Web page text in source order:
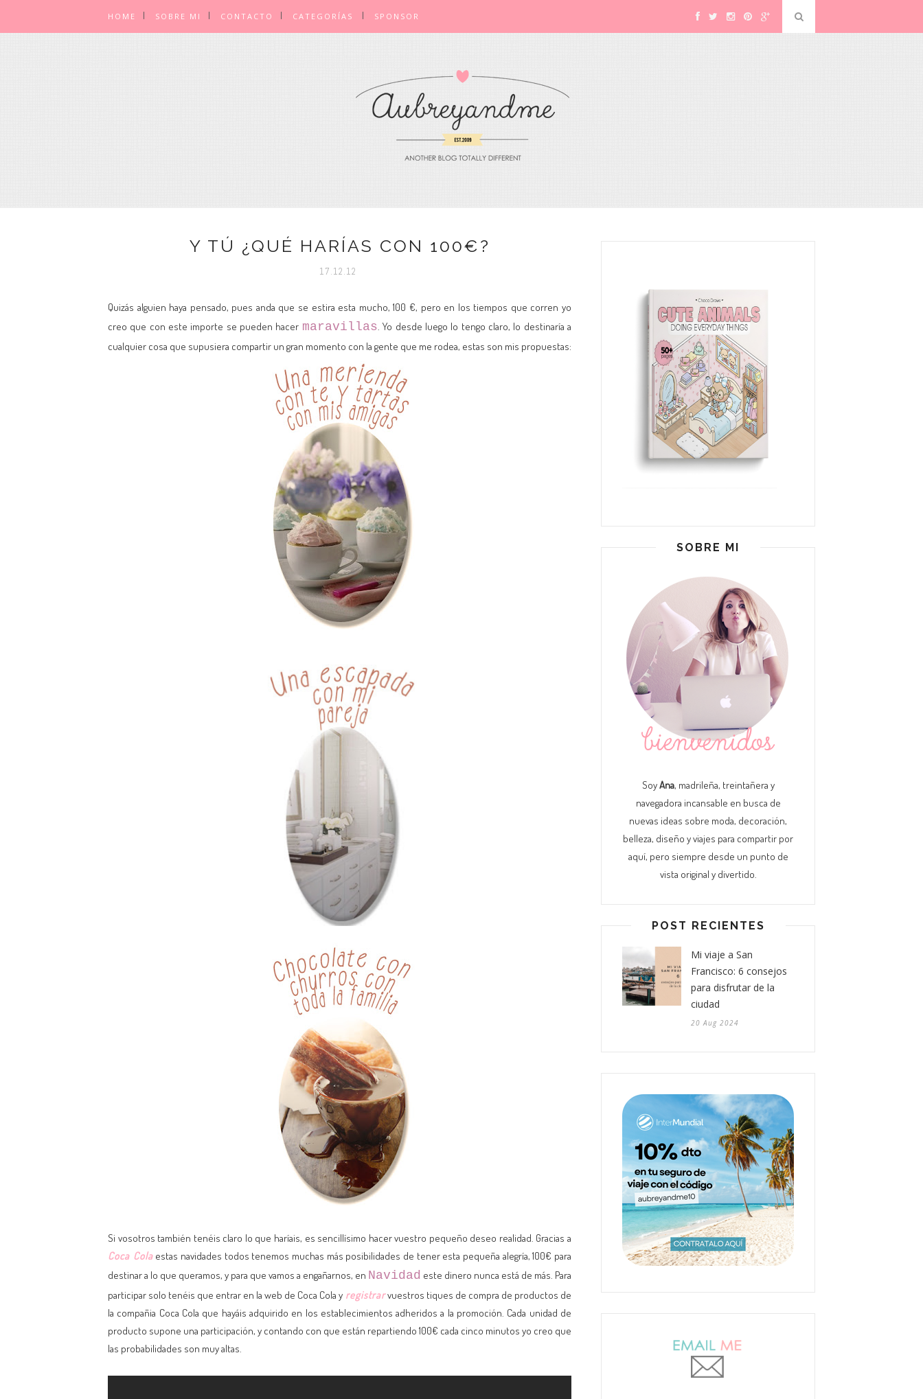
HOME SOBRE MI CONTACTO CATEGORÍAS SPONSOR
Y TÚ ¿QUÉ HARÍAS CON 100€?
17.12.12
Quizás alguien haya pensado, pues anda que se estira esta mucho, 100 €, pero en los tiempos que corren yo
creo que con este importe se pueden hacer maravillas. Yo desde luego lo tengo claro, lo destinaría a
cualquier cosa que supusiera compartir un gran momento con la gente que me rodea, estas son mis propuestas:
Si vosotros también tenéis claro lo que haríais, es sencillísimo hacer vuestro pequeño deseo realidad. Gracias a
Coca Colaestas navidades todos tenemos muchas más posibilidades de tener esta pequeña alegría, 100€ para
destinar a lo que queramos, y para que vamos a engañarnos, en Navidad este dinero nunca está de más. Para
participar solo tenéis que entrar en la web de Coca Cola y registrarvuestros tiques de compra de productos de
la compañia Coca Cola que hayáis adquirido en los establecimientos adheridos a la promoción. Cada unidad de
producto supone una participación, y contando con que están repartiendo 100€ cada cinco minutos yo creo que
las probabilidades son muy altas.
SOBRE MI
SoyAna, madrileña, treintañera y
navegadora incansable en busca de
nuevas ideas sobre moda, decoración,
belleza, diseño y viajes para compartir por
aquí, pero siempre desde un punto de
vista original y divertido.
POST RECIENTES
Mi viaje a San
Francisco: 6 consejos
para disfrutar de la
ciudad
20 Aug 2024